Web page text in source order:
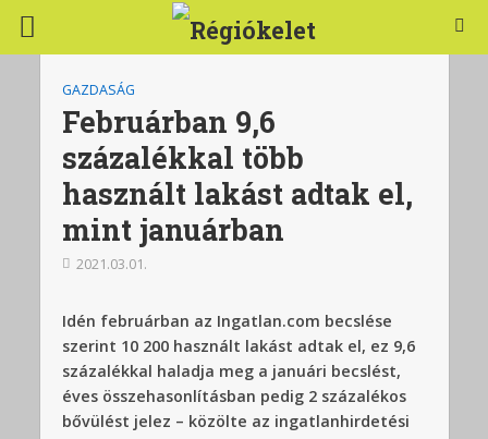
GAZDASÁG
Februárban 9,6
százalékkal több
használt lakást adtak el,
mint januárban
2021.03.01.
Idén februárban az Ingatlan.com becslése
szerint 10 200 használt lakást adtak el, ez 9,6
százalékkal haladja meg a januári becslést,
éves összehasonlításban pedig 2 százalékos
bővülést jelez – közölte az ingatlanhirdetési